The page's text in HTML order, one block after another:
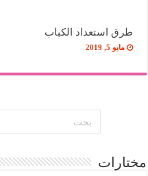
طرق استعداد الكباب
مايو 5, 2019
مختارات